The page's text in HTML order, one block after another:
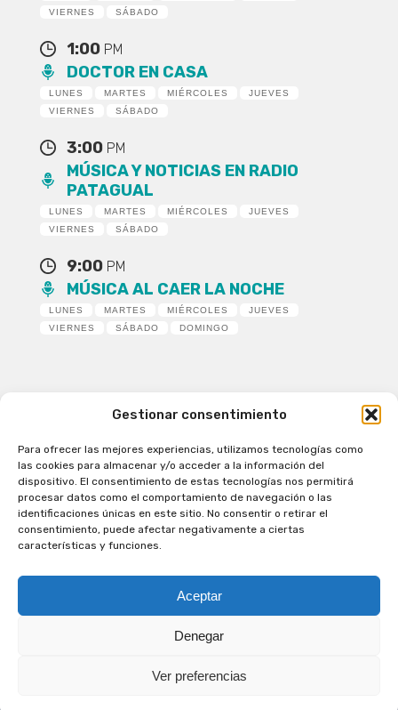
Gestionar consentimiento
Para ofrecer las mejores experiencias, utilizamos tecnologías como
las cookies para almacenar y/o acceder a la información del
dispositivo. El consentimiento de estas tecnologías nos permitirá
procesar datos como el comportamiento de navegación o las
identificaciones únicas en este sitio. No consentir o retirar el
consentimiento, puede afectar negativamente a ciertas
características y funciones.
Aceptar
Denegar
Ver preferencias
VIERNES
SÁBADO
1:00 PM
DOCTOR EN CASA
LUNES MARTES MIÉRCOLES
JUEVES
VIERNES
SÁBADO
3:00 PM
MÚSICA Y NOTICIAS EN RADIO
PATAGUAL
LUNES MARTES MIÉRCOLES
JUEVES
VIERNES
SÁBADO
9:00 PM
MÚSICA AL CAER LA NOCHE
LUNES MARTES MIÉRCOLES
JUEVES
VIERNES
SÁBADO DOMINGO
Patagual Radio Digital 2026 - Todos los derechos
reservados
la Radio de Verdad
Cobertura
Programación
Escríbenos